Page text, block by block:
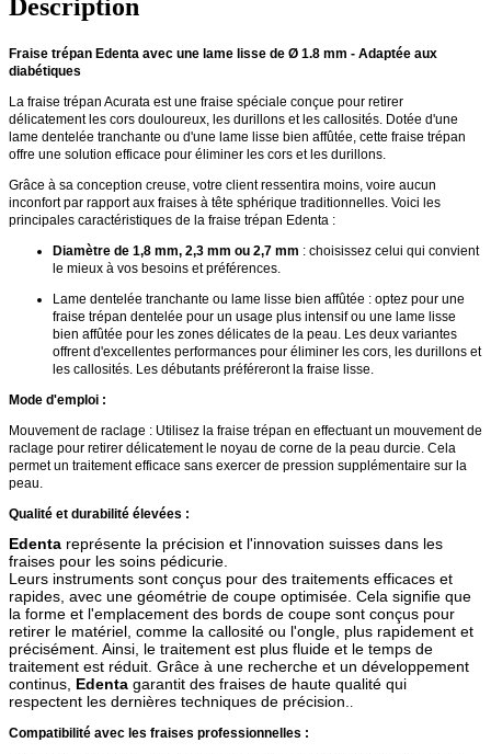
Description
Fraise trépan Edenta avec une lame lisse de Ø 1.8 mm - Adaptée aux
diabétiques
La fraise trépan Acurata est une fraise spéciale conçue pour retirer
délicatement les cors douloureux, les durillons et les callosités. Dotée d'une
lame dentelée tranchante ou d'une lame lisse bien affûtée, cette fraise trépan
offre une solution efficace pour éliminer les cors et les durillons.
Grâce à sa conception creuse, votre client ressentira moins, voire aucun
inconfort par rapport aux fraises à tête sphérique traditionnelles. Voici les
principales caractéristiques de la fraise trépan Edenta :
Diamètre de 1,8 mm, 2,3 mm ou 2,7 mm : choisissez celui qui convient
le mieux à vos besoins et préférences.
Lame dentelée tranchante ou lame lisse bien affûtée : optez pour une
fraise trépan dentelée pour un usage plus intensif ou une lame lisse
bien affûtée pour les zones délicates de la peau. Les deux variantes
offrent d'excellentes performances pour éliminer les cors, les durillons et
les callosités. Les débutants préféreront la fraise lisse.
Mode d'emploi :
Mouvement de raclage : Utilisez la fraise trépan en effectuant un mouvement de
raclage pour retirer délicatement le noyau de corne de la peau durcie. Cela
permet un traitement efficace sans exercer de pression supplémentaire sur la
peau.
Qualité et durabilité élevées :
Edenta représente la précision et l'innovation suisses dans les
fraises pour les soins pédicurie.
Leurs instruments sont conçus pour des traitements efficaces et
rapides, avec une géométrie de coupe optimisée. Cela signifie que
la forme et l'emplacement des bords de coupe sont conçus pour
retirer le matériel, comme la callosité ou l'ongle, plus rapidement et
précisément. Ainsi, le traitement est plus fluide et le temps de
traitement est réduit. Grâce à une recherche et un développement
continus, Edenta garantit des fraises de haute qualité qui
respectent les dernières techniques de précision.
Compatibilité avec les fraises professionnelles :